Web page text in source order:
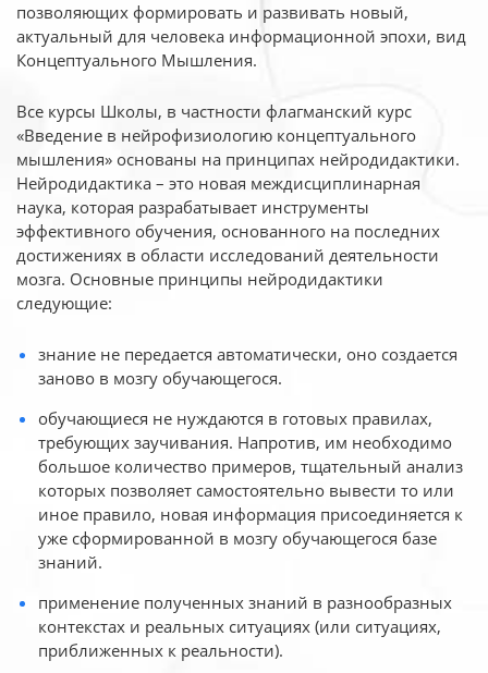
позволяющих формировать и развивать новый,
актуальный для человека информационной эпохи, вид
Концептуального Мышления.
Все курсы Школы, в частности флагманский курс
«Введение в нейрофизиологию концептуального
мышления» основаны на принципах нейродидактики.
Нейродидактика – это новая междисциплинарная
наука, которая разрабатывает инструменты
эффективного обучения, основанного на последних
достижениях в области исследований деятельности
мозга. Основные принципы нейродидактики
следующие:
знание не передается автоматически, оно создается
заново в мозгу обучающегося.
обучающиеся не нуждаются в готовых правилах,
требующих заучивания. Напротив, им необходимо
большое количество примеров, тщательный анализ
которых позволяет самостоятельно вывести то или
иное правило, новая информация присоединяется к
уже сформированной в мозгу обучающегося базе
знаний.
применение полученных знаний в разнообразных
контекстах и реальных ситуациях (или ситуациях,
приближенных к реальности).